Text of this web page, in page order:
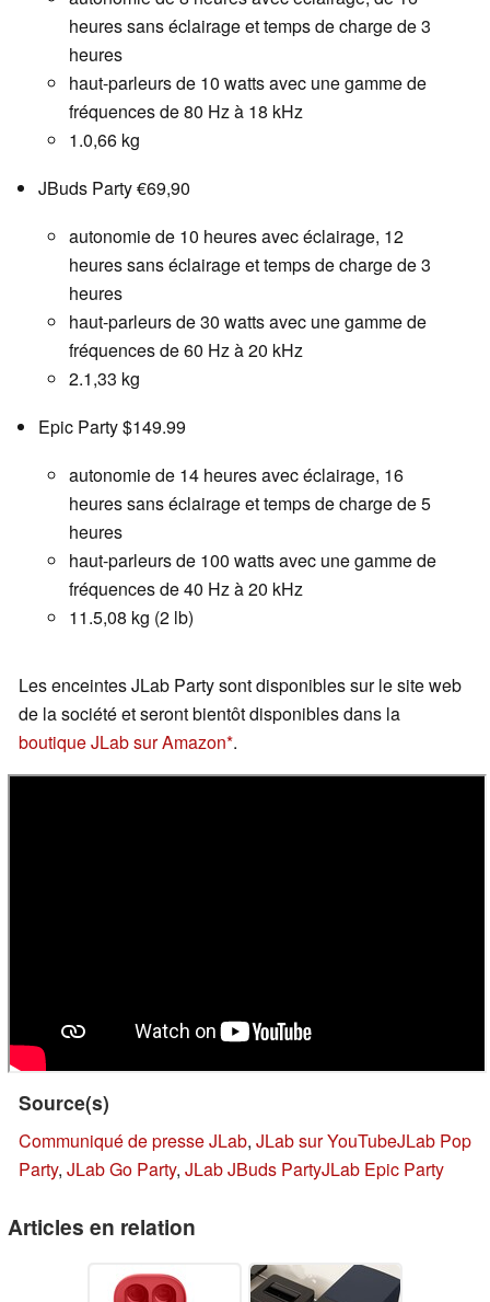
heures sans éclairage et temps de charge de 3
heures
haut-parleurs de 10 watts avec une gamme de
fréquences de 80 Hz à 18 kHz
1.0,66 kg
JBuds Party €69,90
autonomie de 10 heures avec éclairage, 12
heures sans éclairage et temps de charge de 3
heures
haut-parleurs de 30 watts avec une gamme de
fréquences de 60 Hz à 20 kHz
2.1,33 kg
Epic Party $149.99
autonomie de 14 heures avec éclairage, 16
heures sans éclairage et temps de charge de 5
heures
haut-parleurs de 100 watts avec une gamme de
fréquences de 40 Hz à 20 kHz
11.5,08 kg (2 lb)
Les enceintes JLab Party sont disponibles sur le site web
de la société et seront bientôt disponibles dans la
boutique JLab sur Amazon .
Source(s)
Communiqué de presse JLab, JLab sur YouTubeJLab Pop
Party, JLab Go Party, JLab JBuds PartyJLab Epic Party
Articles en relation